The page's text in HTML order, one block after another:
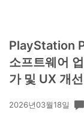
PlayStation
소프트웨어
가 및 UX 개선
공
2026년03월18일